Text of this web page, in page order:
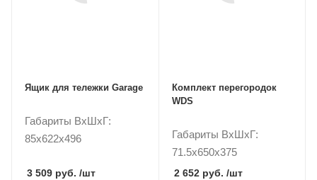
Ящик для тележки Garage
Габариты ВxШxГ:
85x622x496
3 509 руб. /шт
Комплект перегородок
WDS
Габариты ВxШxГ:
71.5x650x375
2 652 руб. /шт